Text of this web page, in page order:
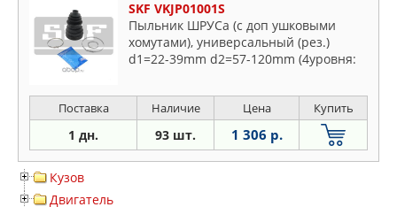
SKF VKJP01001S
Пыльник ШРУСа (с доп ушковыми
хомутами), универсальный (рез.)
d1=22-39mm d2=57-120mm (4уровня:
ушковых+2 станд. хомута+смазка к к-
Поставка Наличие Цена Купить
1 дн. 93 шт. 1 306 р.
Кузов
Двигатель